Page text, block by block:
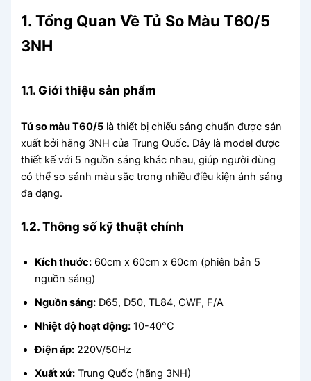
1. Tổng Quan Về Tủ So Màu T60/5
3NH
1.1. Giới thiệu sản phẩm
Tủ so màu T60/5 là thiết bị chiếu sáng chuẩn được sản
xuất bởi hãng 3NH của Trung Quốc. Đây là model được
thiết kế với 5 nguồn sáng khác nhau, giúp người dùng
có thể so sánh màu sắc trong nhiều điều kiện ánh sáng
đa dạng.
1.2. Thông số kỹ thuật chính
Kích thước: 60cm x 60cm x 60cm (phiên bản 5
nguồn sáng)
Nguồn sáng: D65, D50, TL84, CWF, F/A
Nhiệt độ hoạt động: 10-40°C
Điện áp: 220V/50Hz
Xuất xứ: Trung Quốc (hãng 3NH)